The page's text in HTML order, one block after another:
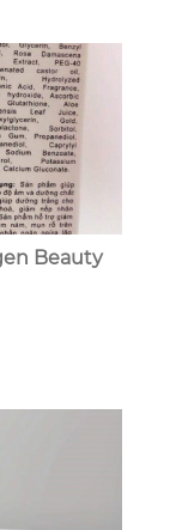
Beauty